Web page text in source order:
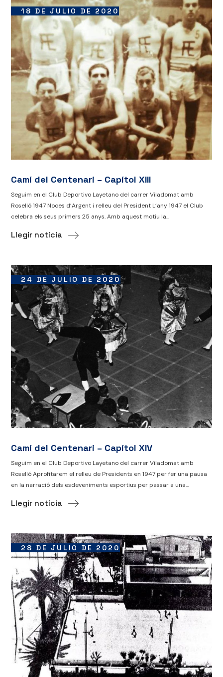
18 DE JULIO DE 2020
Camí del Centenari – Capítol XIII
Seguim en el Club Deportivo Layetano del carrer Viladomat amb
Roselló 1947 Noces d’Argent i relleu del President L’any 1947 el Club
celebra els seus primers 25 anys. Amb aquest motiu la...
Llegir notícia
24 DE JULIO DE 2020
Camí del Centenari – Capítol XIV
Seguim en el Club Deportivo Layetano del carrer Viladomat amb
Roselló Aprofitarem el relleu de Presidents en 1947 per fer una pausa
en la narració dels esdeveniments esportius per passar a una...
Llegir notícia
28 DE JULIO DE 2020